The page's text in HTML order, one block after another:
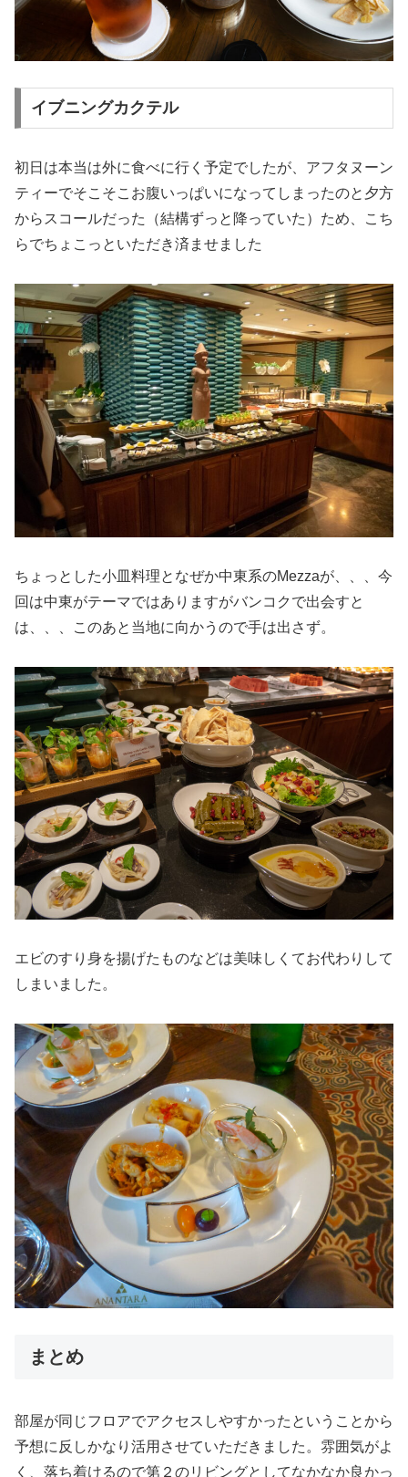
イブニングカクテル
初日は本当は外に食べに行く予定でしたが、アフタヌーン
ティーでそこそこお腹いっぱいになってしまったのと夕方
からスコールだった（結構ずっと降っていた）ため、こち
らでちょこっといただき済ませました
ちょっとした小皿料理となぜか中東系のMezzaが、、、今
回は中東がテーマではありますがバンコクで出会すと
は、、、このあと当地に向かうので手は出さず。
エビのすり身を揚げたものなどは美味しくてお代わりして
しまいました。
まとめ
部屋が同じフロアでアクセスしやすかったということから
予想に反しかなり活用させていただきました。雰囲気がよ
く、落ち着けるので第２のリビングとしてなかなか良かっ